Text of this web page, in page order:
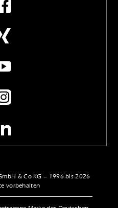
& Co KG – 1996 bis 2026
vorbehalten